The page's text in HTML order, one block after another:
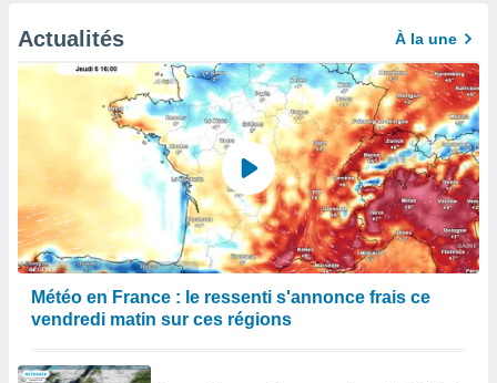
Actualités À la une
Météo en France : le ressenti s'annonce frais ce
vendredi matin sur ces régions